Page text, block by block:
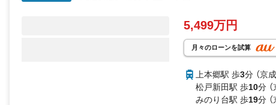
5,499万円
月々のローンを試算
上本郷駅 歩3分 （京
松戸新田駅 歩10分
みのり台駅 歩19分